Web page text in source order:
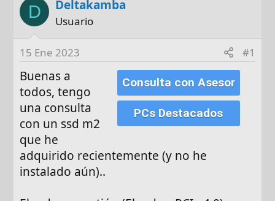
t
o
r
c
e
D Deltakamba
Usuario
15 Ene 2023 #1
Consulta con Asesor
PCs Destacados
Buenas a
todos, tengo
una consulta
con un ssd m2
que he
adquirido recientemente (y no he
instalado aún)..